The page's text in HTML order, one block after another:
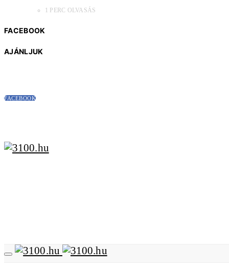
1 PERC OLVASÁS
FACEBOOK
AJÁNLJUK
FACEBOOK